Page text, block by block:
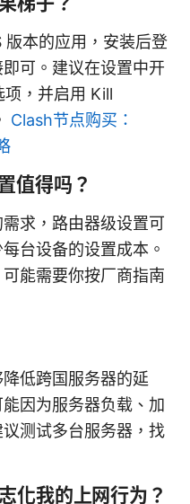
版本的应用，安装后登
可。建议在设置中开
项，并启用 Kill
Clash节点购买：
值得吗？
求，路由器级设置可
台设备的设置成本。
能需要你按厂商指南
低跨国服务器的延
因为服务器负载、加
测试多台服务器，找
化我的上网行为？